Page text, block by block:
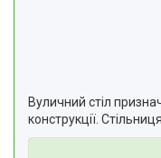
Вуличний стіл
конструкції.